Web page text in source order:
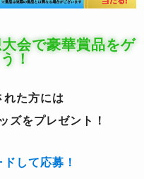
会で豪華賞品をゲ
！
れた方には
ズをプレゼント！
して応募！